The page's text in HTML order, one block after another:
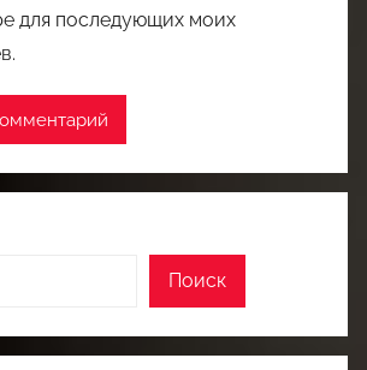
для последующих моих
Поиск